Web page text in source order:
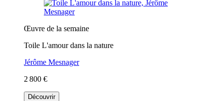
Œuvre de la semaine
Toile L'amour dans la nature
Jérôme Mesnager
2 800 €
Découvrir